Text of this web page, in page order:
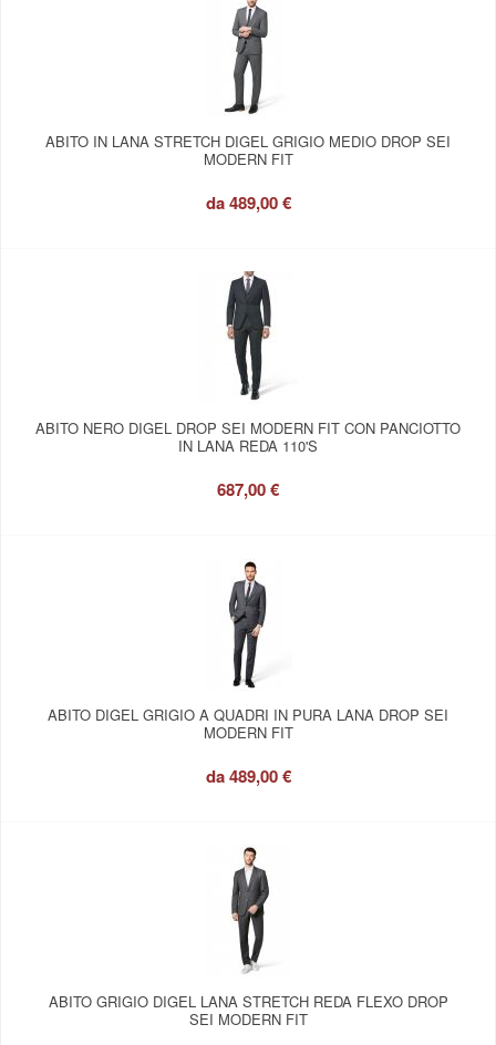
ABITO IN LANA STRETCH DIGEL GRIGIO MEDIO DROP SEI
MODERN FIT
da489,00 €
ABITO NERO DIGEL DROP SEI MODERN FIT CON PANCIOTTO
IN LANA REDA 110'S
687,00 €
ABITO DIGEL GRIGIO A QUADRI IN PURA LANA DROP SEI
MODERN FIT
da489,00 €
ABITO GRIGIO DIGEL LANA STRETCH REDA FLEXO DROP
SEI MODERN FIT